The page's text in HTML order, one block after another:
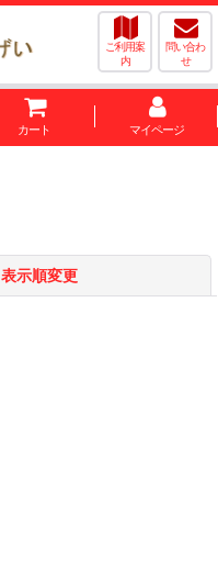
ご利用案
内
問い合わ
せ
カート マイページ
表示順変更